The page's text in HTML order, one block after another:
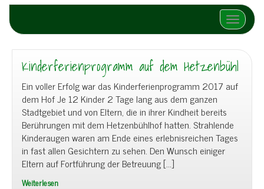
Schalte
Kinderferienprogramm auf dem Hetzenbühl
Ein voller Erfolg war das Kinderferienprogramm 2017 auf
dem Hof Je 12 Kinder 2 Tage lang aus dem ganzen
Stadtgebiet und von Eltern, die in ihrer Kindheit bereits
Berührungen mit dem Hetzenbühlhof hatten. Strahlende
Kinderaugen waren am Ende eines erlebnisreichen Tages
in fast allen Gesichtern zu sehen. Den Wunsch einiger
Eltern auf Fortführung der Betreuung […]
Weiterlesen